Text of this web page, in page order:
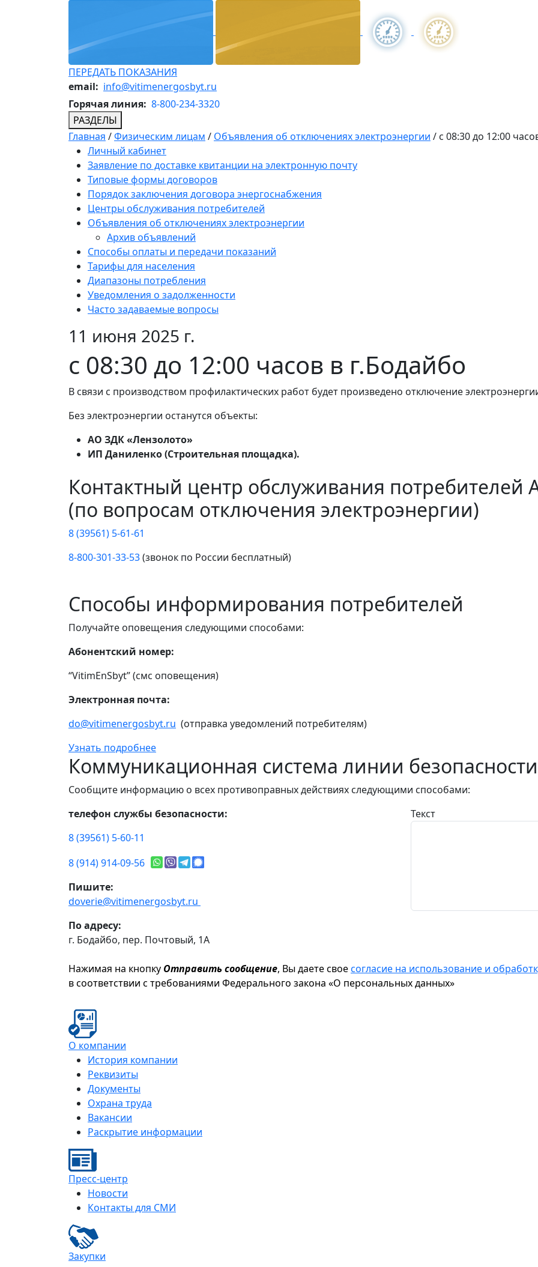
ПЕРЕДАТЬ ПОКАЗАНИЯ
email: info@vitimenergosbyt.ru
Горячая линия: 8-800-234-3320
РАЗДЕЛЫ
Главная /Физическим лицам / Объявления об отключениях электроэнергии / с 08:30 до 12:00
Личный кабинет
Заявление по доставке квитанции на электронную почту
Типовые формы договоров
Порядок заключения договора энергоснабжения
Центры обслуживания потребителей
Объявления об отключениях электроэнергии
Архив объявлений
Способы оплаты и передачи показаний
Тарифы для населения
Диапазоны потребления
Уведомления о задолженности
Часто задаваемые вопросы
11 июня 2025 г.
с 08:30 до 12:00 часов в г.Бодайбо
В связи с производством профилактических работ будет произведено отключение
Без электроэнергии останутся объекты:
АО ЗДК «Лензолото»
ИП Даниленко (Строительная площадка).
Контактный центр обслуживания потребителей
(по вопросам отключения электроэнергии)
8 (39561) 5-61-61
8-800-301-33-53(звонок по России бесплатный)
Способы информирования потребителей
Получайте оповещения следующими способами:
Абонентский номер:
“VitimEnSbyt” (смс оповещения)
Электронная почта:
do@vitimenergosbyt.ru (отправка уведомлений потребителям)
Узнать подробнее
Коммуникационная система линии безопасности
Сообщите информацию о всех противоправных действиях следующими способами:
телефон службы безопасности:
8 (39561) 5-60-11
8 (914) 914-09-56
Пишите:
doverie@vitimenergosbyt.ru
По адресу:
г. Бодайбо, пер. Почтовый, 1А
Текст
Нажимая на кнопку Отправить сообщение, Вы даете своесогласие на использование и
в соответствии с требованиями Федерального закона «О персональных данных»
О компании
История компании
Реквизиты
Документы
Охрана труда
Вакансии
Раскрытие информации
Пресс-центр
Новости
Контакты для СМИ
Закупки